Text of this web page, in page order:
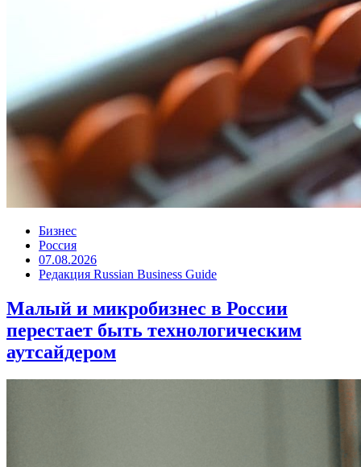
Бизнес
Россия
07.08.2026
Редакция Russian Business Guide
Малый и микробизнес в России
перестает быть технологическим
аутсайдером